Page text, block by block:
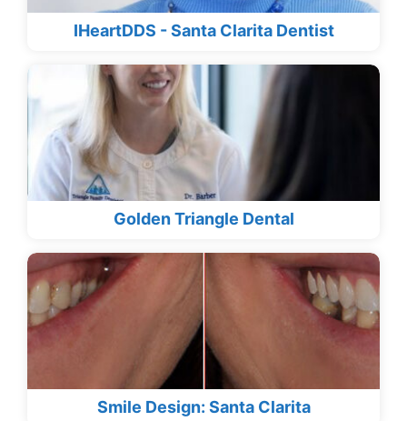
IHeartDDS - Santa Clarita Dentist
Golden Triangle Dental
Smile Design: Santa Clarita